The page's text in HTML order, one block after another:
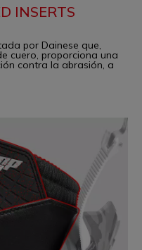
INSERTS
por Dainese que,
cuero, proporciona una
contra la abrasión, a